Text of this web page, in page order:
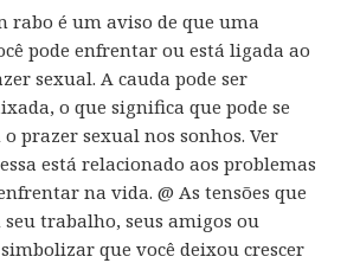
rabo é um aviso de que uma
pode enfrentar ou está ligada ao
sexual. A cauda pode ser
o que significa que pode se
prazer sexual nos sonhos. Ver
está relacionado aos problemas
na vida. @ As tensões que
seu trabalho, seus amigos ou
que você deixou crescer